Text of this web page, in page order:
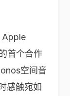
Apple
首个合作
空间音
感触宛如